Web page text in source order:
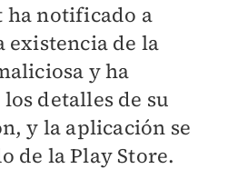
ha notificado a
existencia de la
y ha
detalles de su
y la aplicación se
de la Play Store.